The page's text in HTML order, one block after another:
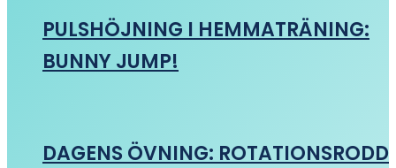
PULSHÖJNING I HEMMATRÄNING:
BUNNY JUMP!
DAGENS ÖVNING: ROTATIONSRODD